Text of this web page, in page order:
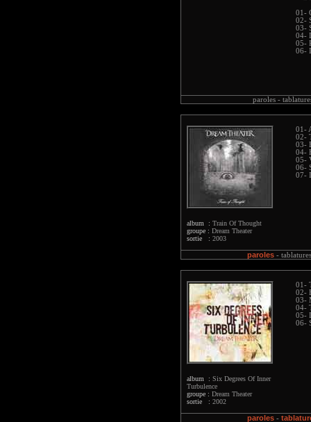
01-
02-
03-
04-
05-
06-
paroles -
album : Train Of Thought
groupe : Dream Theater
sortie : 2003
01-
02-
03-
04-
05-
06-
07-
paroles-
album : Six Degrees Of Inner
Turbulence
groupe : Dream Theater
sortie : 2002
01-
02-
03-
04-
05-
06-
paroles -